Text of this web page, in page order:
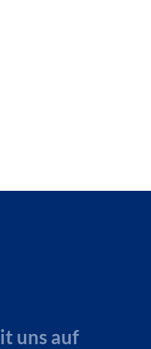
uns auf